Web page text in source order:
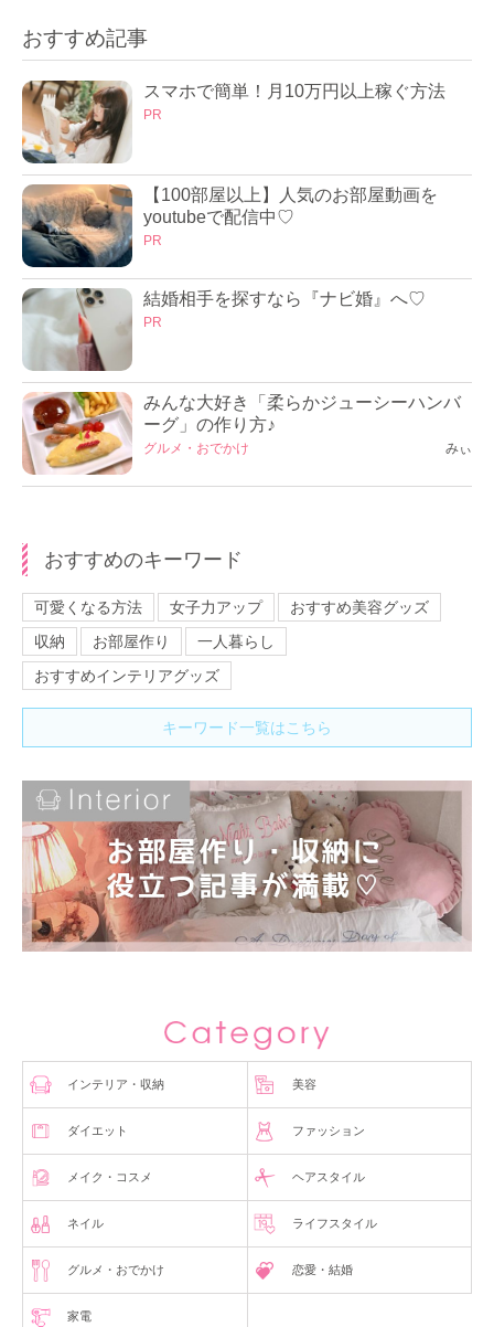
おすすめ記事
スマホで簡単！月10万円以上稼ぐ方法
PR
【100部屋以上】人気のお部屋動画を
youtubeで配信中♡
PR
結婚相手を探すなら『ナビ婚』へ♡
PR
みんな大好き「柔らかジューシーハンバ
ーグ」の作り方♪
グルメ・おでかけ みぃ
おすすめのキーワード
可愛くなる方法 女子力アップ
おすすめ美容グッズ
収納
お部屋作り
一人暮らし
おすすめインテリアグッズ
キーワード一覧はこちら
インテリア・収納 美容
ダイエット ファッション
メイク・コスメ ヘアスタイル
ネイル ライフスタイル
グルメ・おでかけ 恋愛・結婚
家電